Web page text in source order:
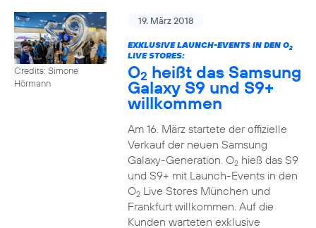
Credits: Simone
Hörmann
19. März 2018
EXKLUSIVE LAUNCH-EVENTS IN DEN O2
LIVE STORES:
O2 heißt das Samsung
Galaxy S9 und S9+
willkommen
Am 16. März startete der offizielle
Verkauf der neuen Samsung
Galaxy-Generation. O2hieß das S9
und S9+ mit Launch-Events in den
O2Live Stores München und
Frankfurt willkommen. Auf die
Kunden warteten exklusive